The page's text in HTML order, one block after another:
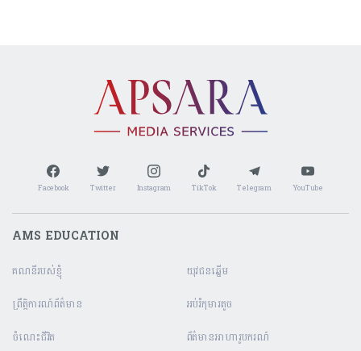
Facebook Twitter Instagram TikTok Telegram YouTube
AMS EDUCATION
គណនី​របស់ខ្ញុំ
ព្រឹត្តិការណ៍ព័ត៌មាន
ចំណេះជីវិត
យុវជនឆ្នើម
អប់រំកុមារតូច
ព័ត៌មានអាហារូបករណ៍